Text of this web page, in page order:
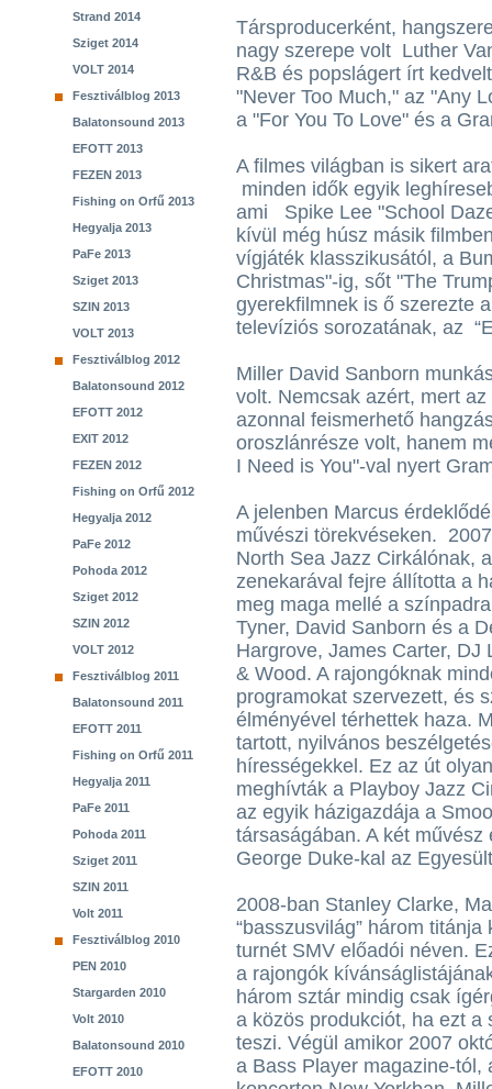
Strand 2014
Sziget 2014
VOLT 2014
Fesztiválblog 2013
Balatonsound 2013
EFOTT 2013
FEZEN 2013
Fishing on Orfű 2013
Hegyalja 2013
PaFe 2013
Sziget 2013
SZIN 2013
VOLT 2013
Fesztiválblog 2012
Balatonsound 2012
EFOTT 2012
EXIT 2012
FEZEN 2012
Fishing on Orfű 2012
Hegyalja 2012
PaFe 2012
Pohoda 2012
Sziget 2012
SZIN 2012
VOLT 2012
Fesztiválblog 2011
Balatonsound 2011
EFOTT 2011
Fishing on Orfű 2011
Hegyalja 2011
PaFe 2011
Pohoda 2011
Sziget 2011
SZIN 2011
Volt 2011
Fesztiválblog 2010
PEN 2010
Stargarden 2010
Volt 2010
Balatonsound 2010
EFOTT 2010
Társproducerként,
nagy szerepe volt Luther
R&B és popslágert írt
"Never Too Much," az "Any
a "For You To Love" és a
A filmes világban is sikert
minden idők egyik
ami Spike Lee "School
kívül még húsz másik
vígjáték klasszikusától, a
Christmas"-ig, sőt "The
gyerekfilmnek is ő szerezte
televíziós sorozatának, az
Miller David Sanborn
volt. Nemcsak azért, mert
azonnal feismerhető
oroszlánrésze volt, hanem
I Need is You"-val nyert
A jelenben Marcus
művészi törekvéseken.
North Sea Jazz Cirkálónak,
zenekarával fejre állította a
meg maga mellé a
Tyner, David Sanborn és a
Hargrove, James Carter, DJ
& Wood. A rajongóknak
programokat szervezett, és
élményével térhettek haza.
tartott, nyilvános
hírességekkel. Ez az út
meghívták a Playboy Jazz
az egyik házigazdája a
társaságában. A két
George Duke-kal az
2008-ban Stanley Clarke,
“basszusvilág” három
turnét SMV előadói néven.
a rajongók
három sztár mindig csak
a közös produkciót, ha ezt a
teszi. Végül amikor 2007
a Bass Player magazine-tól,